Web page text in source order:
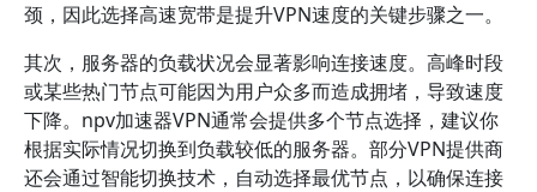
颈，因此选择高速宽带是提升VPN速度的关键步骤之一。
其次，服务器的负载状况会显著影响连接速度。高峰时段
或某些热门节点可能因为用户众多而造成拥堵，导致速度
下降。npv加速器VPN通常会提供多个节点选择，建议你
根据实际情况切换到负载较低的服务器。部分VPN提供商
还会通过智能切换技术，自动选择最优节点，以确保连接